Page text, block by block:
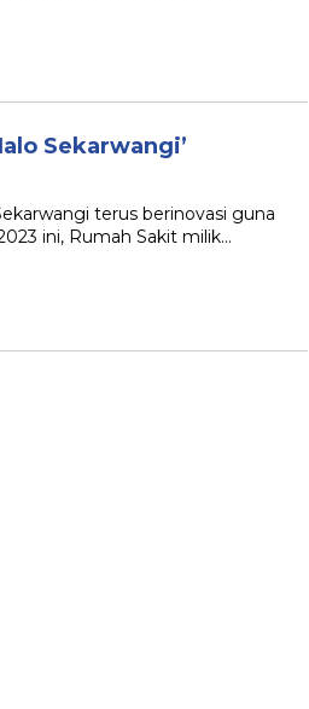
Sekarwangi’
terus berinovasi guna
ini, Rumah Sakit milik…